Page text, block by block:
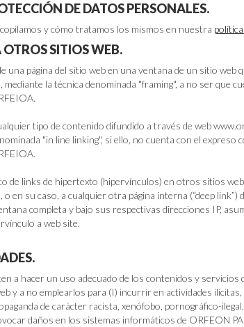
DE DATOS PERSONALES.
y cómo tratamos los mismos en nuestra
SITIOS WEB.
una página del sitio web en una ventana de un sitio web
la técnica denominada "framing", a no ser que
tipo de contenido difundido a través de web
"in line linking", si ello, no cuenta con el
de links de hipertexto (hipervínculos) en otros sitios
en su caso, a cualquier otra página interna (“deep
completa y bajo sus respectivas direcciones IP,
a web site.
a hacer un uso adecuado de los contenidos y
y a no emplearlos para (I) incurrir en actividades
de carácter racista, xenófobo, pornográfico-
daños en los sistemas informáticos de ORFEON